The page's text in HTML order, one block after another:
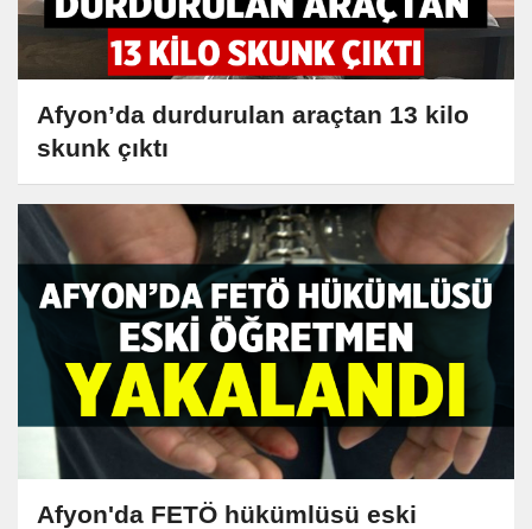
Afyon’da durdurulan araçtan 13 kilo
skunk çıktı
Afyon'da FETÖ hükümlüsü eski